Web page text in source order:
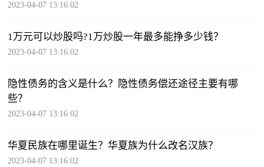
2023-04-07 13:16:02
1万元可以炒股吗?1万炒股一年最多能挣多少钱？
2023-04-07 13:16:02
隐性债务的含义是什么？隐性债务偿还途径主要有哪
些？
2023-04-07 13:16:02
华夏民族在哪里诞生？华夏族为什么改名汉族？
2023-04-07 13:16:02